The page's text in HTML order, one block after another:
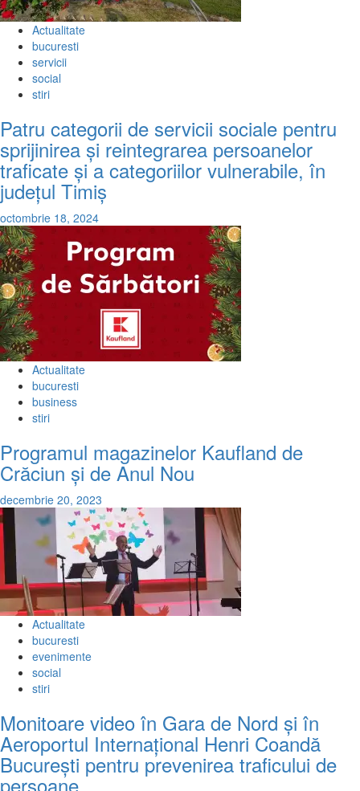
Actualitate
bucuresti
servicii
social
stiri
Patru categorii de servicii sociale pentru
sprijinirea și reintegrarea persoanelor
traficate și a categoriilor vulnerabile, în
județul Timiș
octombrie 18, 2024
Actualitate
bucuresti
business
stiri
Programul magazinelor Kaufland de
Crăciun și de Anul Nou
decembrie 20, 2023
Actualitate
bucuresti
evenimente
social
stiri
Monitoare video în Gara de Nord și în
Aeroportul Internațional Henri Coandă
București pentru prevenirea traficului de
persoane